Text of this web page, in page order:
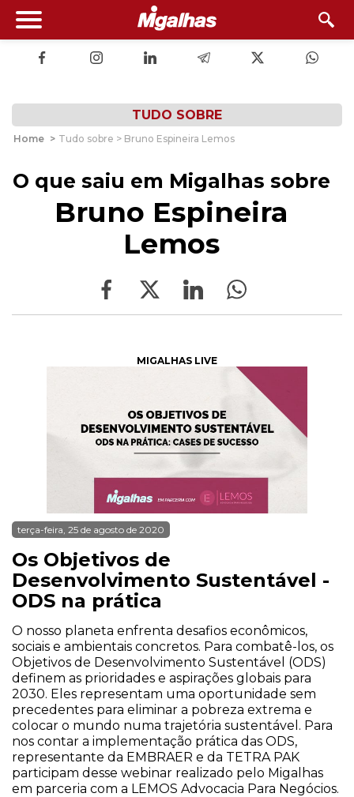
TUDO SOBRE
Home > Tudo sobre > Bruno Espineira Lemos
O que saiu em Migalhas sobre
Bruno Espineira
Lemos
MIGALHAS LIVE
terça-feira, 25 de agosto de 2020
Os Objetivos de
Desenvolvimento Sustentável -
ODS na prática
O nosso planeta enfrenta desafios econômicos,
sociais e ambientais concretos. Para combatê-los, os
Objetivos de Desenvolvimento Sustentável (ODS)
definem as prioridades e aspirações globais para
2030. Eles representam uma oportunidade sem
precedentes para eliminar a pobreza extrema e
colocar o mundo numa trajetória sustentável. Para
nos contar a implementação prática das ODS,
representante da EMBRAER e da TETRA PAK
participam desse webinar realizado pelo Migalhas
em parceria com a LEMOS Advocacia Para Negócios.